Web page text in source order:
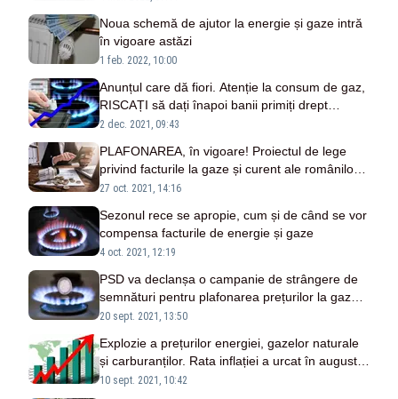
Noua schemă de ajutor la energie și gaze intră
în vigoare astăzi
1 feb. 2022, 10:00
Anunțul care dă fiori. Atenție la consum de gaz,
RISCAȚI să dați înapoi banii primiți drept
COMPENSARE
2 dec. 2021, 09:43
PLAFONAREA, în vigoare! Proiectul de lege
privind facturile la gaze și curent ale românilor a
fost APROBAT
27 oct. 2021, 14:16
Sezonul rece se apropie, cum și de când se vor
compensa facturile de energie și gaze
4 oct. 2021, 12:19
PSD va declanșa o campanie de strângere de
semnături pentru plafonarea prețurilor la gaze
și curent
20 sept. 2021, 13:50
Explozie a prețurilor energiei, gazelor naturale
și carburanților. Rata inflației a urcat în august
la 5,3%,
10 sept. 2021, 10:42